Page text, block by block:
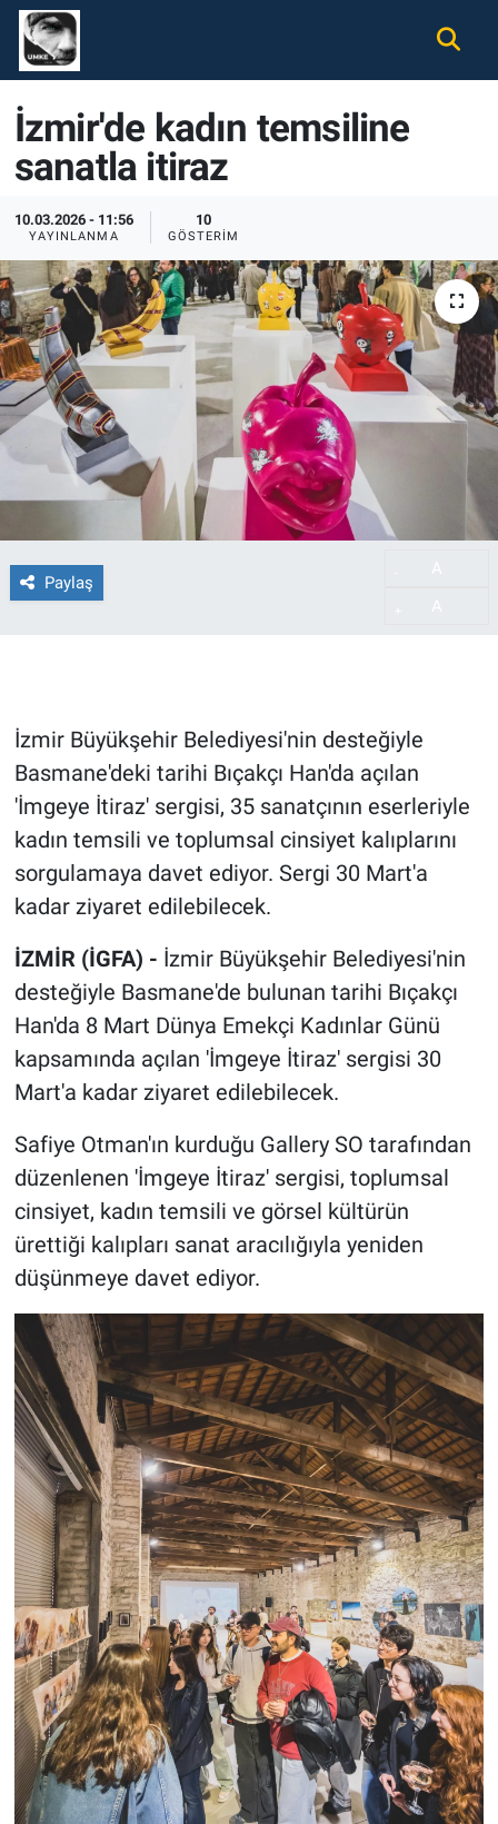
İzmir'de kadın temsiline
sanatla itiraz
10.03.2026 - 11:56
YAYINLANMA
10
GÖSTERIM
Paylaş
İzmir Büyükşehir Belediyesi'nin desteğiyle
Basmane'deki tarihi Bıçakçı Han'da açılan
'İmgeye İtiraz' sergisi, 35 sanatçının eserleriyle
kadın temsili ve toplumsal cinsiyet kalıplarını
sorgulamaya davet ediyor. Sergi 30 Mart'a
kadar ziyaret edilebilecek.
İZMİR (İGFA) - İzmir Büyükşehir Belediyesi'nin
desteğiyle Basmane'de bulunan tarihi Bıçakçı
Han'da 8 Mart Dünya Emekçi Kadınlar Günü
kapsamında açılan 'İmgeye İtiraz' sergisi 30
Mart'a kadar ziyaret edilebilecek.
Safiye Otman'ın kurduğu Gallery SO tarafından
düzenlenen 'İmgeye İtiraz' sergisi, toplumsal
cinsiyet, kadın temsili ve görsel kültürün
ürettiği kalıpları sanat aracılığıyla yeniden
düşünmeye davet ediyor.
Gündem
Ekonomi
Magazin
Tüm Haberler
İletişim
Künye
Nöbetçi Eczaneler
Hava Durumu
Trafik Durumu
Süper Lig Puan Durumu ve Fikstür
Tüm Manşetler
Son Dakika Haberleri
Haber Arşivi